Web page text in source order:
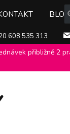
608 535 313
BLOG
přibližně 2